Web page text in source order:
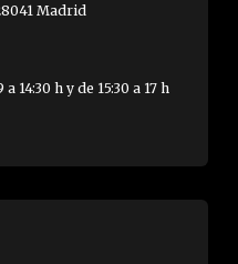
Madrid
14:30 h y de 15:30 a 17 h